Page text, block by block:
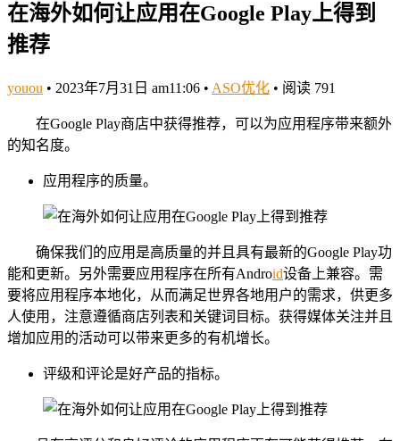
在海外如何让应用在Google Play上得到
推荐
youou • 2023年7月31日 am11:06 • ASO优化 • 阅读 791
在Google Play商店中获得推荐，可以为应用程序带来额外
的知名度。
应用程序的质量。
确保我们的应用是高质量的并且具有最新的Google Play功
能和更新。另外需要应用程序在所有Android设备上兼容。需
要将应用程序本地化，从而满足世界各地用户的需求，供更多
人使用，注意遵循商店列表和关键词目标。获得媒体关注并且
增加应用的活动可以带来更多的有机增长。
评级和评论是好产品的指标。